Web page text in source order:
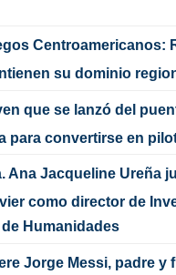
Centroamericanos:
su dominio
que se lanzó del
para convertirse en
Ana Jacqueline Ureña
como director de
Humanidades
Jorge Messi, padre y